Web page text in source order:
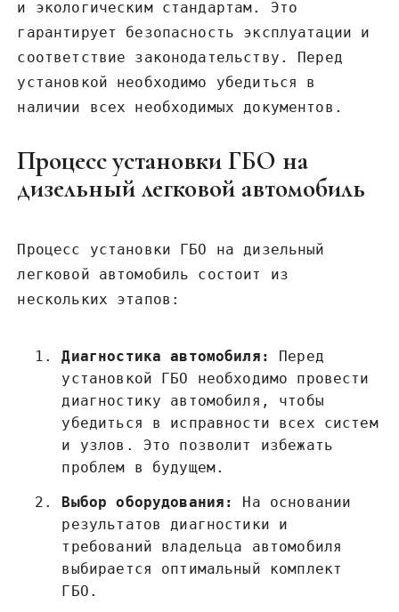
и экологическим стандартам. Это
гарантирует безопасность эксплуатации и
соответствие законодательству. Перед
установкой необходимо убедиться в
наличии всех необходимых документов.
Процесс установки ГБО на
дизельный легковой автомобиль
Процесс установки ГБО на дизельный
легковой автомобиль состоит из
нескольких этапов:
Диагностика автомобиля:
Перед
установкой ГБО необходимо провести
диагностику автомобиля, чтобы
убедиться в исправности всех систем
и узлов. Это позволит избежать
проблем в будущем.
Выбор оборудования:
На основании
результатов диагностики и
требований владельца автомобиля
выбирается оптимальный комплект
ГБО.